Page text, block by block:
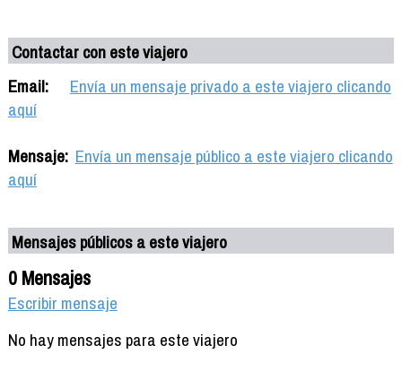
Contactar con este viajero
Email:
Envía un mensaje privado a este viajero clicando
aquí
Mensaje: Envía un mensaje público a este viajero clicando
aquí
Mensajes públicos a este viajero
0 Mensajes
Escribir mensaje
No hay mensajes para este viajero